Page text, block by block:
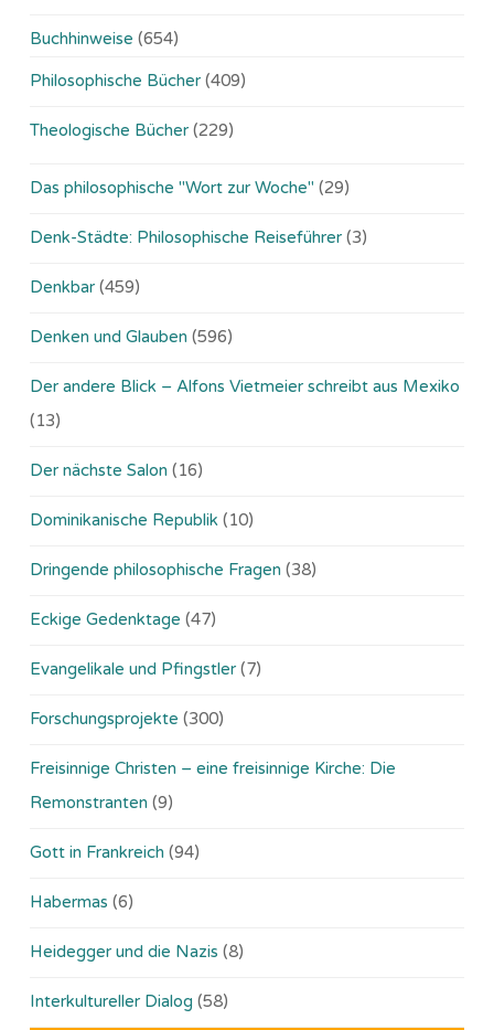
Buchhinweise (654)
Philosophische Bücher (409)
Theologische Bücher (229)
Das philosophische "Wort zur Woche" (29)
Denk-Städte: Philosophische Reiseführer (3)
Denkbar (459)
Denken und Glauben (596)
Der andere Blick – Alfons Vietmeier schreibt aus Mexiko
(13)
Der nächste Salon (16)
Dominikanische Republik (10)
Dringende philosophische Fragen (38)
Eckige Gedenktage (47)
Evangelikale und Pfingstler (7)
Forschungsprojekte (300)
Freisinnige Christen – eine freisinnige Kirche: Die
Remonstranten (9)
Gott in Frankreich (94)
Habermas (6)
Heidegger und die Nazis (8)
Interkultureller Dialog (58)